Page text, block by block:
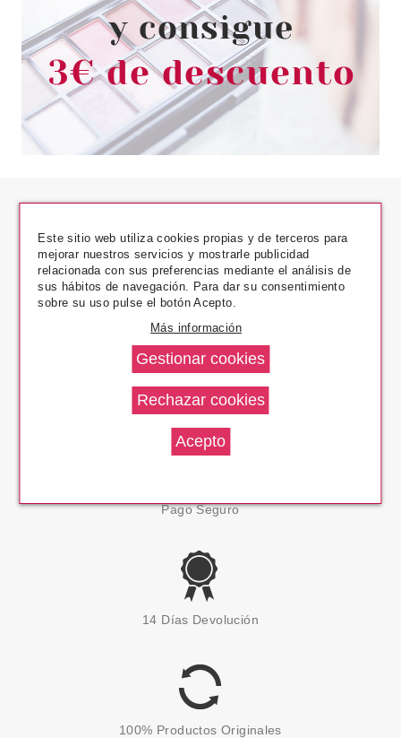
Los Precios Más Bajos
Envío En 24 H
Pago Seguro
14 Días Devolución
100% Productos Originales
Este sitio web utiliza cookies propias y de terceros para
mejorar nuestros servicios y mostrarle publicidad
relacionada con sus preferencias mediante el análisis de
sus hábitos de navegación. Para dar su consentimiento
sobre su uso pulse el botón Acepto.
Más información